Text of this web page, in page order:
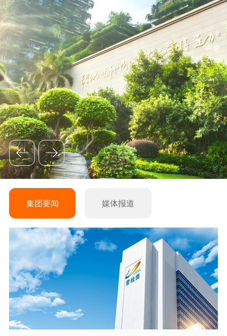
TO BE A DIVERSIFIED
TECHNOLOGY COMPANY
THAT CREATES A HAPPY LIFE
FOR THE WORLD
集团要闻 媒体报道